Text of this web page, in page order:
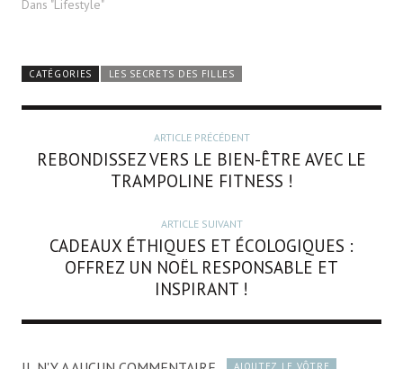
Dans "Lifestyle"
CATÉGORIES LES SECRETS DES FILLES
ARTICLE PRÉCÉDENT
REBONDISSEZ VERS LE BIEN-ÊTRE AVEC LE
TRAMPOLINE FITNESS !
ARTICLE SUIVANT
CADEAUX ÉTHIQUES ET ÉCOLOGIQUES :
OFFREZ UN NOËL RESPONSABLE ET
INSPIRANT !